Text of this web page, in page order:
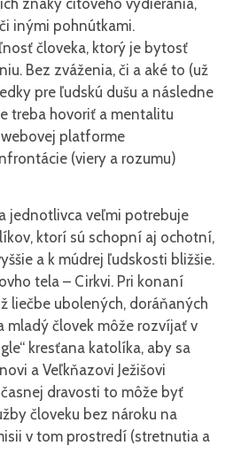
znaky citového vydierania,
inými pohnútkami.
človeka, ktorý je bytosť
Bez zváženia, či a aké to (už
pre ľudskú dušu a následne
treba hovoriť a mentalitu
platforme
(viery a rozumu)
jednotlivca veľmi potrebuje
ktorí sú schopní aj ochotní,
a k múdrej ľudskosti bližšie.
tela – Cirkvi. Pri konaní
liečbe ubolených, doráňaných
mladý človek môže rozvíjať v
kresťana katolíka, aby sa
a Veľkňazovi Ježišovi
dravosti to môže byť
človeku bez nároku na
v tom prostredí (stretnutia a